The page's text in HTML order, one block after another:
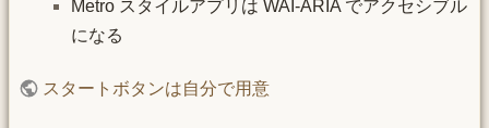
Metro スタイルアプリは WAI-ARIA でアクセシブル
になる
スタートボタンは自分で用意